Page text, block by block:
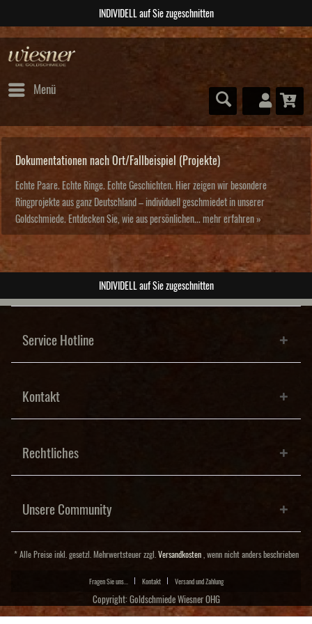
INDIVIDELL auf Sie zugeschnitten
Menü
Dokumentationen nach Ort/Fallbeispiel (Projekte)
Echte Paare. Echte Ringe. Echte Geschichten. Hier zeigen wir besondere
Ringprojekte aus ganz Deutschland – individuell geschmiedet in unserer
Goldschmiede. Entdecken Sie, wie aus persönlichen... mehr erfahren »
INDIVIDELL auf Sie zugeschnitten
Service Hotline
Kontakt
Rechtliches
Unsere Community
* Alle Preise inkl. gesetzl. Mehrwertsteuer zzgl. Versandkosten, wenn nicht anders beschrieben
Fragen Sie uns... Kontakt Versand und Zahlung
Copyright: Goldschmiede Wiesner OHG